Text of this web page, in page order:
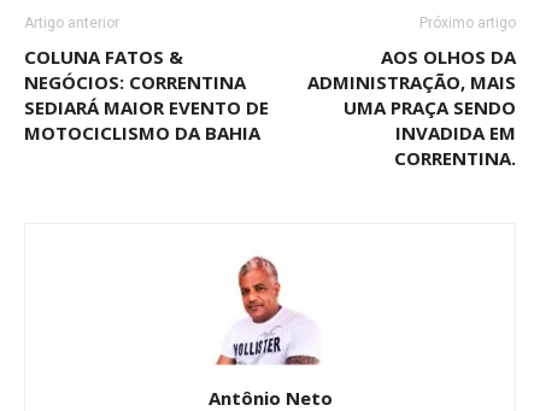
Artigo anterior
COLUNA FATOS &
NEGÓCIOS: CORRENTINA
SEDIARÁ MAIOR EVENTO DE
MOTOCICLISMO DA BAHIA
Próximo artigo
AOS OLHOS DA
ADMINISTRAÇÃO, MAIS
UMA PRAÇA SENDO
INVADIDA EM
CORRENTINA.
Antônio Neto